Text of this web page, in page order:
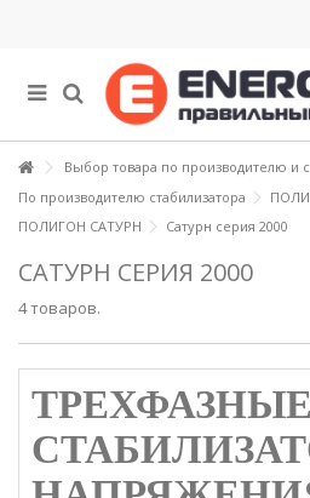
Выбор товара по производителю и
По производителю стабилизатора
ПОЛИГОН САТУРН
Сатурн серия 2000
САТУРН СЕРИЯ 2000
4 товаров.
ТРЕХФАЗНЫЕ